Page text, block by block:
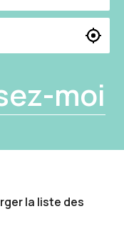
moi
la liste des